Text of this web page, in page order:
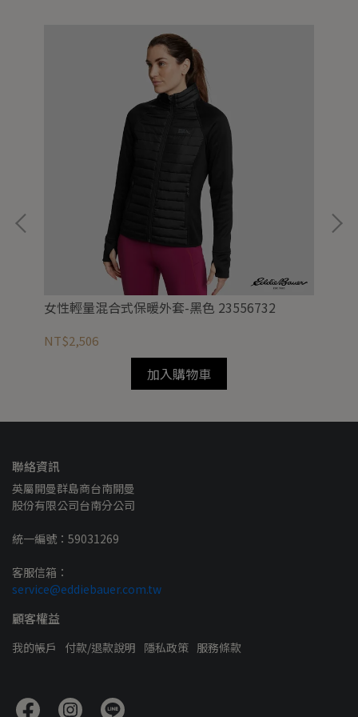
女性輕量混合式保暖外套-黑色 23556732
NT$2,506
加入購物車
聯絡資訊
英屬開曼群島商台南開曼
股份有限公司台南分公司
統一編號：59031269
客服信箱：
service@eddiebauer.com.tw
顧客權益
我的帳戶 付款/退款說明 隱私政策 服務條款